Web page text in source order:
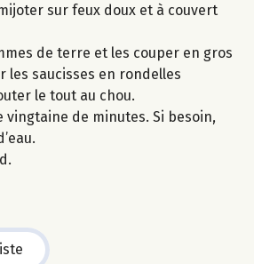
sur feux doux et à couvert
de terre et les couper en gros
les saucisses en rondelles
le tout au chou.
vingtaine de minutes. Si besoin,